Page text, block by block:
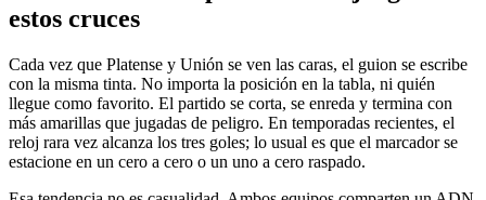
estos cruces
Cada vez que Platense y Unión se ven las caras, el guion se escribe
con la misma tinta. No importa la posición en la tabla, ni quién
llegue como favorito. El partido se corta, se enreda y termina con
más amarillas que jugadas de peligro. En temporadas recientes, el
reloj rara vez alcanza los tres goles; lo usual es que el marcador se
estacione en un cero a cero o un uno a cero raspado.